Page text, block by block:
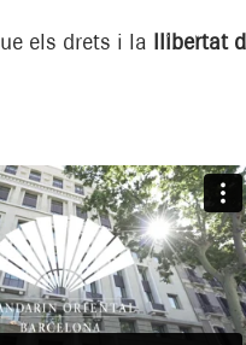
els drets i la llibertat